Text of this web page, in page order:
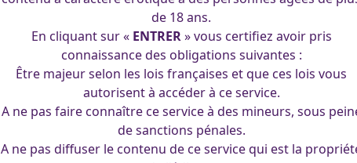
de 18 ans.
En cliquant sur « ENTRER» vous certifiez avoir pris
connaissance des obligations suivantes :
Être majeur selon les lois françaises et que ces lois vous
autorisent à accéder à ce service.
A ne pas faire connaître ce service à des mineurs, sous
de sanctions pénales.
A ne pas diffuser le contenu de ce service qui est la